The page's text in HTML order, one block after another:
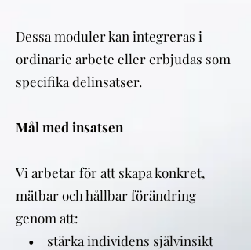
Dessa moduler kan integreras i
ordinarie arbete eller erbjudas som
specifika delinsatser.
Mål med insatsen
Vi arbetar för att skapa konkret,
mätbar och hållbar förändring
genom att:
• stärka individens självinsikt